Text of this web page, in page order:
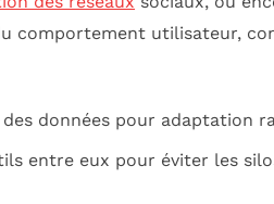
comportement utilisateur,
données pour adaptation
entre eux pour éviter les